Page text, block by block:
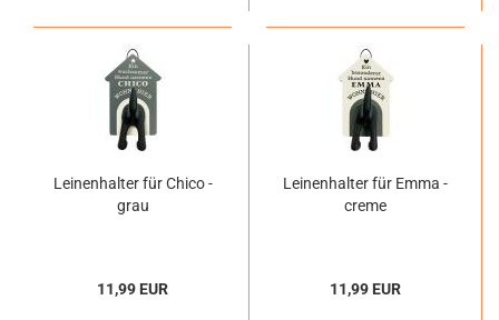
Leinenhalter für Chico -
grau
11,99 EUR
Leinenhalter für Emma -
creme
11,99 EUR